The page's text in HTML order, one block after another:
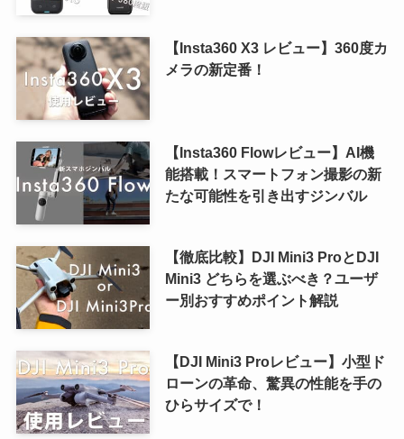
【Insta360 X3 レビュー】360度カ
メラの新定番！
【Insta360 Flowレビュー】AI機
能搭載！スマートフォン撮影の新
たな可能性を引き出すジンバル
【徹底比較】DJI Mini3 ProとDJI
Mini3 どちらを選ぶべき？ユーザ
ー別おすすめポイント解説
【DJI Mini3 Proレビュー】小型ド
ローンの革命、驚異の性能を手の
ひらサイズで！